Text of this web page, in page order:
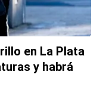
en La Plata
y habrá